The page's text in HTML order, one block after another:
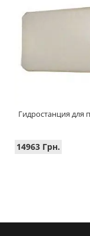
Гидростанция
14963 Грн.